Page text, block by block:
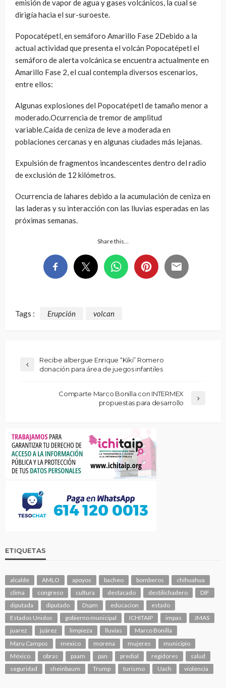
emisión de vapor de agua y gases volcánicos, la cual se
dirigía hacia el sur-suroeste.
Popocatépetl, en semáforo Amarillo Fase 2Debido a la
actual actividad que presenta el volcán Popocatépetl el
semáforo de alerta volcánica se encuentra actualmente en
Amarillo Fase 2, el cual contempla diversos escenarios,
entre ellos:
Algunas explosiones del Popocatépetl de tamaño menor a
moderado.Ocurrencia de tremor de amplitud
variable.Caída de ceniza de leve a moderada en
poblaciones cercanas y en algunas ciudades más lejanas.
Expulsión de fragmentos incandescentes dentro del radio
de exclusión de 12 kilómetros.
Ocurrencia de lahares debido a la acumulación de ceniza en
las laderas y su interacción con las lluvias esperadas en las
próximas semanas.
Share this…
Tags : Erupción volcan
Recibe albergue Enrique “Kiki” Romero
donación para área de juegos infantiles
Comparte Marco Bonilla con INTERMEX
propuestas para desarrollo
ETIQUETAS
alcalde AMLO apoyos bacheo bomberos
chihuahua
clima
congreso cultura destacado destilichadero
DIF
diputada
diputado Dspm educacion
estado
Estados Unidos
gobierno municipal ICHITAIP impas
JMAS
juarez
juárez limpieza lluvias
Marco Bonilla
Maru Campos
mexico morena mujeres
municipio
México
obras paam pan predial regidores
salud
seguridad
sheinbaum Trump turismo Uach violencia